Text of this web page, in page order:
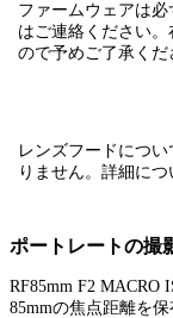
ファームウェアは
はご連絡ください
ので予めご了承くだ
レンズフードにつ
りません。 詳細につ
ポートレートの撮
RF85mm F2 MACRO
85mmの焦点距離を